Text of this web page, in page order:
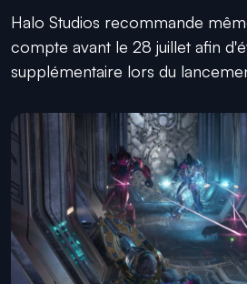
Halo Studios recommande
compte avant le 28 juillet afin
supplémentaire lors du